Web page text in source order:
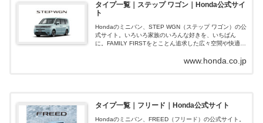
タイプ一覧｜ステップ ワゴン｜Honda公式サイ
ト
Hondaのミニバン、STEP WGN（ステップ ワゴン）の公
式サイト。いろいろ家族のいろんな好きを、いちばん
に。FAMILY FIRSTをとことん追求した広々空間や快適装
www.honda.co.jp
タイプ一覧｜フリード｜Honda公式サイト
Hondaのミニバン、FREED（フリード）の公式サイト。